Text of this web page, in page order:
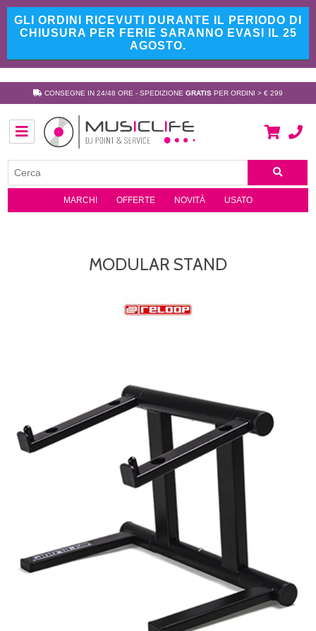
GLI ORDINI RICEVUTI DURANTE IL PERIODO DI
CHIUSURA PER FERIE SARANNO EVASI IL 25
AGOSTO.
CONSEGNE IN 24/48 ORE - SPEDIZIONE GRATIS PER ORDINI > € 299
MARCHI OFFERTE NOVITÀ USATO
MODULAR STAND